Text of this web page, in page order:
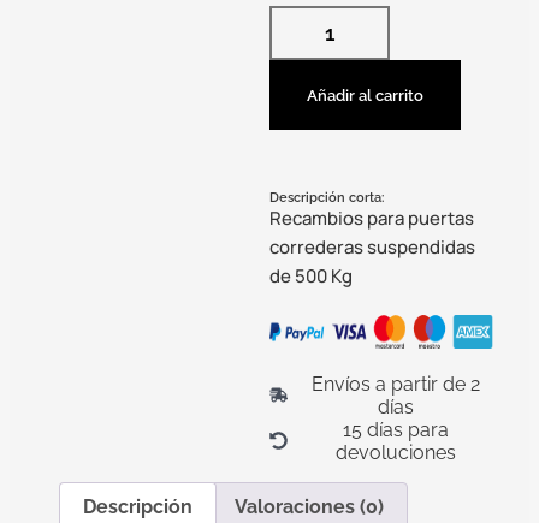
Añadir al carrito
Descripción corta:
Recambios para puertas
correderas suspendidas
de 500 Kg
Envíos a partir de 2
días
15 días para
devoluciones
Descripción Valoraciones (0)